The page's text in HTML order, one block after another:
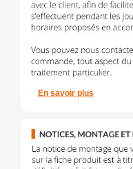
En savoir plus